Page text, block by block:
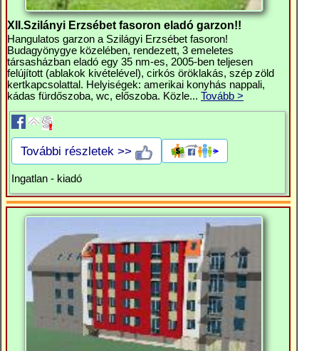
XII.Szilányi Erzsébet fasoron eladó garzon!!
Hangulatos garzon a Szilágyi Erzsébet fasoron!
Budagyönygye közelében, rendezett, 3 emeletes
társasházban eladó egy 35 nm-es, 2005-ben teljesen
felújított (ablakok kivételével), cirkós öröklakás, szép zöld
kertkapcsolattal. Helyiségek: amerikai konyhás nappali,
kádas fürdőszoba, wc, előszoba. Közle... Tovább >
További részletek >>
Ingatlan - kiadó